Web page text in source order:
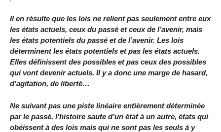
Il en résulte que les lois ne relient pas seulement entre eux
les états actuels, ceux du passé et ceux de l’avenir, mais
les états potentiels du passé et de l’avenir. Les lois
déterminent les états potentiels et pas les états actuels.
Elles définissent des possibles et pas ceux des possibles
qui vont devenir actuels. Il y a donc une marge de hasard,
d’agitation, de liberté…
Ne suivant pas une piste linéaire entièrement déterminée
par le passé, l’histoire saute d’un état à un autre, états qui
obéissent à des lois mais qui ne sont pas les seuls à y